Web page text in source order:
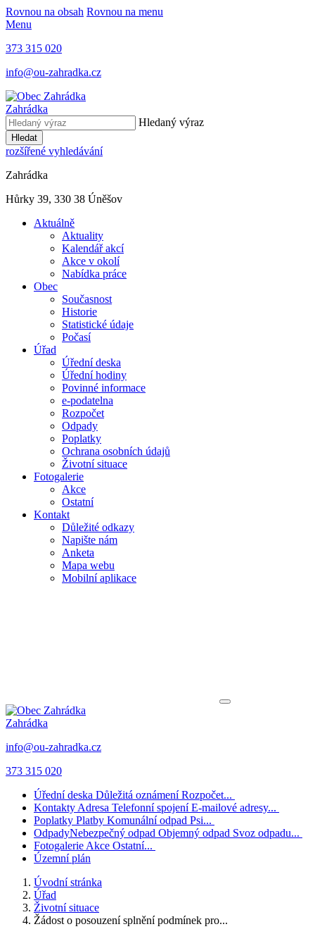
Rovnou na obsah Rovnou na menu
Menu
373 315 020
info@ou-zahradka.cz
Zahrádka
Hledaný výraz
Hledat
rozšířené vyhledávání
Zahrádka
Hůrky 39, 330 38 Úněšov
Aktuálně
Aktuality
Kalendář akcí
Akce v okolí
Nabídka práce
Obec
Současnost
Historie
Statistické údaje
Počasí
Úřad
Úřední deska
Úřední hodiny
Povinné informace
e-podatelna
Rozpočet
Odpady
Poplatky
Ochrana osobních údajů
Životní situace
Fotogalerie
Akce
Ostatní
Kontakt
Důležité odkazy
Napište nám
Anketa
Mapa webu
Mobilní aplikace
Zahrádka
info@ou-zahradka.cz
373 315 020
Úřední deska Důležitá oznámení Rozpočet...
Kontakty Adresa Telefonní spojení E-mailové adresy...
Poplatky Platby Komunální odpad Psi...
OdpadyNebezpečný odpad Objemný odpad Svoz odpadu...
Fotogalerie Akce Ostatní...
Územní plán
Úvodní stránka
Úřad
Životní situace
Žádost o posouzení splnění podmínek pro...